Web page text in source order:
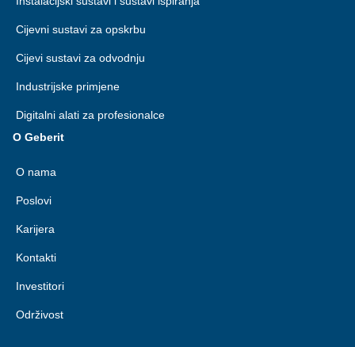
Cijevni sustavi za opskrbu
Cijevi sustavi za odvodnju
Industrijske primjene
Digitalni alati za profesionalce
O Geberit
O nama
Poslovi
Karijera
Kontakti
Investitori
Održivost